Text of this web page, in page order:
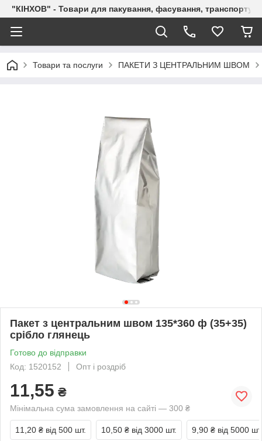
"КІНХОВ" - Товари для пакування, фасування,
Товари та послуги ПАКЕТИ З ЦЕНТРАЛЬНИМ ШВОМ
Пакет з центральним швом 135*360 ф (35+35)
срібло глянець
Готово до відправки
Код: 1520152
Опт і роздріб
11,55 ₴
Мінімальна сума замовлення на сайті — 300 ₴
11,20 ₴ від 500 шт. 10,50 ₴ від 3000 шт. 9,90 ₴ від 5000 шт.